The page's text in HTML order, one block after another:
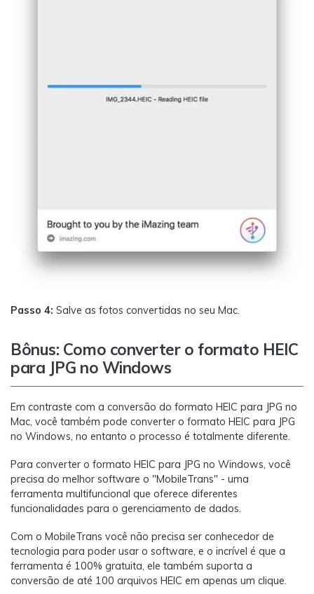
Passo 4: Salve as fotos convertidas no seu Mac.
Bônus: Como converter o formato HEIC
para JPG no Windows
Em contraste com a conversão do formato HEIC para JPG no
Mac, você também pode converter o formato HEIC para JPG
no Windows, no entanto o processo é totalmente diferente.
Para converter o formato HEIC para JPG no Windows, você
precisa do melhor software o "MobileTrans" - uma
ferramenta multifuncional que oferece diferentes
funcionalidades para o gerenciamento de dados.
Com o MobileTrans você não precisa ser conhecedor de
tecnologia para poder usar o software, e o incrível é que a
ferramenta é 100% gratuita, ele também suporta a
conversão de até 100 arquivos HEIC em apenas um clique.